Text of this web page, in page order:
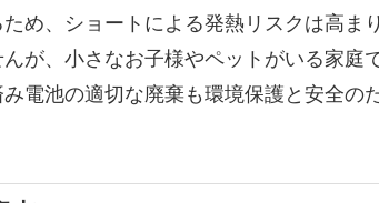
め、ショートによる発熱リスクは高ま
が、小さなお子様やペットがいる家庭
電池の適切な廃棄も環境保護と安全の